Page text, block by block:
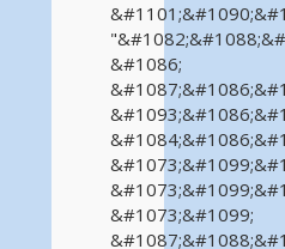
&#1086;
&#1073;&#1099;